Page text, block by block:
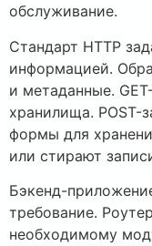
обслуживание.
Стандарт HTTP
информацией.
и метаданные.
хранилища.
формы для
или стирают
Бэкенд-
требование.
необходимому